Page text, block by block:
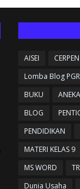
AISEI
CERPEN
Lomba Blog
BUKU
BLOG
PENDIDIKAN
MATERI KELAS 9
MS WORD
Dunia Usaha